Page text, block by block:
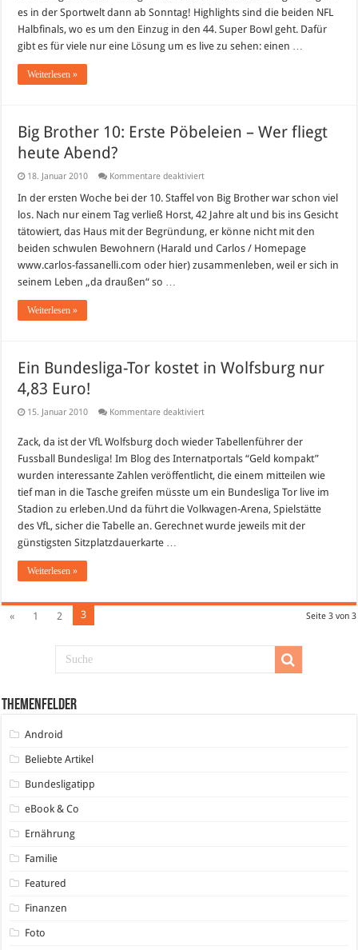
am
Sonntag
es in der Sportwelt dann ab Sonntag! Highlights sind die beiden NFL
Halbfinals, wo es um den Einzug in den 44. Super Bowl geht. Dafür
gibt es für viele nur eine Lösung um es live zu sehen: einen …
Weiterlesen »
Big Brother 10: Erste Pöbeleien – Wer fliegt
heute Abend?
18. Januar 2010 Kommentare deaktiviertfür
Brother
Erste
Pöbeleien
–
Wer
heute
In der ersten Woche bei der 10. Staffel von Big Brother war schon viel
los. Nach nur einem Tag verließ Horst, 42 Jahre alt und bis ins Gesicht
tätowiert, das Haus mit der Begründung, er könne nicht mit den
beiden schwulen Bewohnern (Harald und Carlos / Homepage
www.carlos-fassanelli.com oder hier) zusammenleben, weil er sich in
seinem Leben „da draußen“ so …
Weiterlesen »
Ein Bundesliga-Tor kostet in Wolfsburg nur
4,83 Euro!
15. Januar 2010 Kommentare deaktiviertfür
Tor
kostet
in
Wolfsburg
nur
4,83
Euro!
Zack, da ist der VfL Wolfsburg doch wieder Tabellenführer der
Fussball Bundesliga! Im Blog des Internatportals “Geld kompakt”
wurden interessante Zahlen veröffentlicht, die einem mitteilen wie
tief man in die Tasche greifen müsste um ein Bundesliga Tor live im
Stadion zu erleben.Und da führt die Volkwagen-Arena, Spielstätte
des VfL, sicher die Tabelle an. Gerechnet wurde jeweils mit der
günstigsten Sitzplatzdauerkarte …
Weiterlesen »
Seite 3 von 3
« 1 2 3
Themenfelder
Android
Beliebte Artikel
Bundesligatipp
eBook & Co
Ernährung
Familie
Featured
Finanzen
Foto